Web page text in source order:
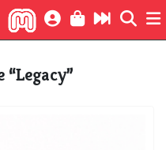
“Legacy”